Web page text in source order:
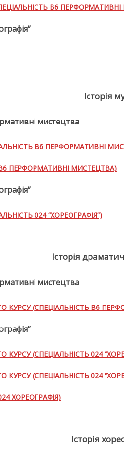
В6
Історія
мистецтва
В6 ПЕРФОРМАТИВНІ
ПЕРФОРМАТИВНІ МИСТЕЦТВА)
024 “ХОРЕОГРАФІЯ”)
Історія
мистецтва
КУРСУ (СПЕЦІАЛЬНІСТЬ В6
(СПЕЦІАЛЬНІСТЬ 024
(СПЕЦІАЛЬНІСТЬ 024
ХОРЕОГРАФІЯ)
Історія